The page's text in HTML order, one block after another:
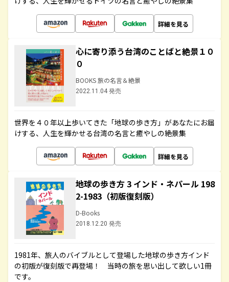
詳細を見る
心に寄り添う台湾のことばと絶景１０
０
BOOKS 旅の名言＆絶景
2022.11.04 発売
世界を４０年以上歩いてきた「地球の歩き方」があなたにお届
けする、人生を輝かせる台湾の名言と癒やしの絶景集
詳細を見る
地球の歩き方 3 インド・ネパール 198
2-1983（初版復刻版）
D-Books
2018.12.20 発売
1981年、旅人のバイブルとして登場した地球の歩き方インド
の初版が復刻版で再登場！ 当時の旅を思い出して欲しい1冊
です。